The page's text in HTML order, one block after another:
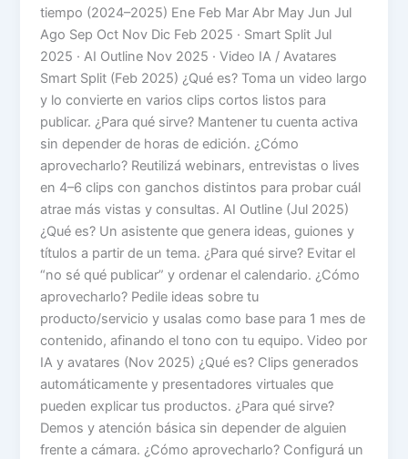
tiempo (2024–2025) Ene Feb Mar Abr May Jun Jul
Ago Sep Oct Nov Dic Feb 2025 · Smart Split Jul
2025 · AI Outline Nov 2025 · Video IA / Avatares
Smart Split (Feb 2025) ¿Qué es? Toma un video largo
y lo convierte en varios clips cortos listos para
publicar. ¿Para qué sirve? Mantener tu cuenta activa
sin depender de horas de edición. ¿Cómo
aprovecharlo? Reutilizá webinars, entrevistas o lives
en 4–6 clips con ganchos distintos para probar cuál
atrae más vistas y consultas. AI Outline (Jul 2025)
¿Qué es? Un asistente que genera ideas, guiones y
títulos a partir de un tema. ¿Para qué sirve? Evitar el
“no sé qué publicar” y ordenar el calendario. ¿Cómo
aprovecharlo? Pedile ideas sobre tu
producto/servicio y usalas como base para 1 mes de
contenido, afinando el tono con tu equipo. Video por
IA y avatares (Nov 2025) ¿Qué es? Clips generados
automáticamente y presentadores virtuales que
pueden explicar tus productos. ¿Para qué sirve?
Demos y atención básica sin depender de alguien
frente a cámara. ¿Cómo aprovecharlo? Configurá un